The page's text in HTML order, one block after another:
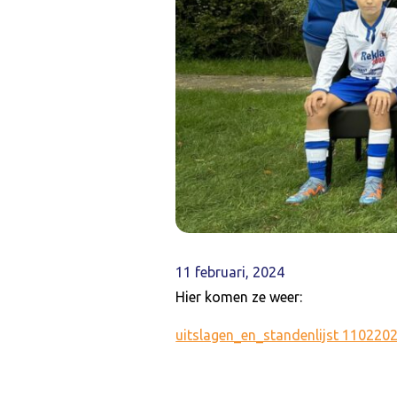
11 februari, 2024
Hier komen ze weer:
uitslagen_en_standenlijst